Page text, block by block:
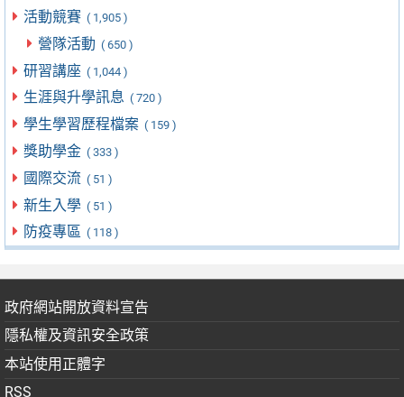
活動競賽 ( 1,905 )
營隊活動 ( 650 )
研習講座 ( 1,044 )
生涯與升學訊息 ( 720 )
學生學習歷程檔案 ( 159 )
獎助學金 ( 333 )
國際交流 ( 51 )
新生入學 ( 51 )
防疫專區 ( 118 )
政府網站開放資料宣告
隱私權及資訊安全政策
本站使用正體字
RSS